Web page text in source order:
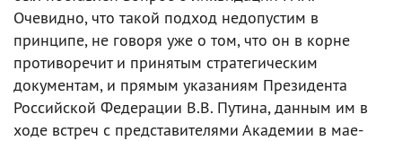
Очевидно, что такой подход недопустим в
принципе, не говоря уже о том, что он в корне
противоречит и принятым стратегическим
документам, и прямым указаниям Президента
Российской Федерации В.В. Путина, данным им в
ходе встреч с представителями Академии в мае-